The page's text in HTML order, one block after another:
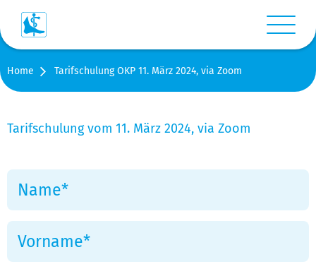
Menü
Kontakt
Medien
Warenkorb
Home Tarifschulung OKP 11. März 2024, via Zoom
Tarifschulung vom 11. März 2024, via Zoom